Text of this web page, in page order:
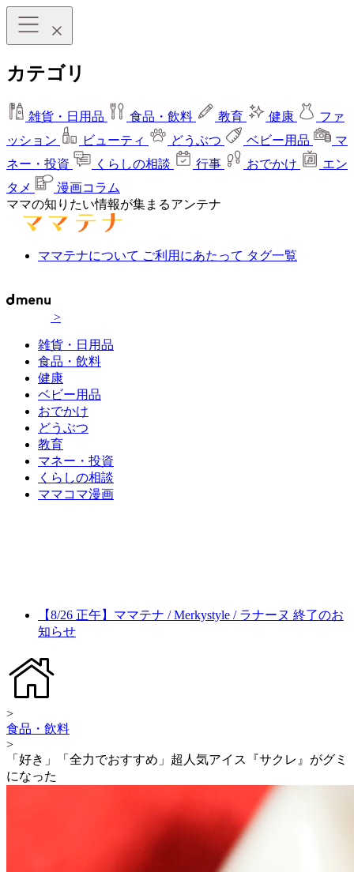
カテゴリ
雑貨・日用品 食品・飲料 教育 健康
ファ
ッション
ビューティ どうぶつ ベビー用品
マ
ネー・投資
くらしの相談 行事 おでかけ
エン
タメ
漫画コラム
ママの知りたい情報が集まるアンテナ
ママテナについて ご利用にあたって タグ一覧
>
雑貨・日用品
食品・飲料
健康
ベビー用品
おでかけ
どうぶつ
教育
マネー・投資
くらしの相談
ママコマ漫画
【8/26 正午】ママテナ / Merkystyle / ラナーヌ 終了のお
知らせ
>
食品・飲料
>
「好き」「全力でおすすめ」超人気アイス『サクレ』がグミ
になった